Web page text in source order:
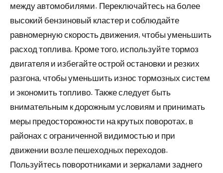
между автомобилями. Переключайтесь на более
высокий бензиновый кластер и соблюдайте
равномерную скорость движения, чтобы уменьшить
расход топлива. Кроме того, используйте тормоз
двигателя и избегайте острой остановки и резких
разгона, чтобы уменьшить износ тормозных систем
и экономить топливо. Также следует быть
внимательным к дорожным условиям и принимать
меры предосторожности на крутых поворотах, в
районах с ограниченной видимостью и при
движении возле пешеходных переходов.
Пользуйтесь поворотниками и зеркалами заднего